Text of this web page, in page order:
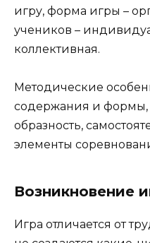
игру, форма игры –
учеников –
коллективная.
Методические
содержания и формы,
образность,
элементы
Возникновение
Игра отличается от